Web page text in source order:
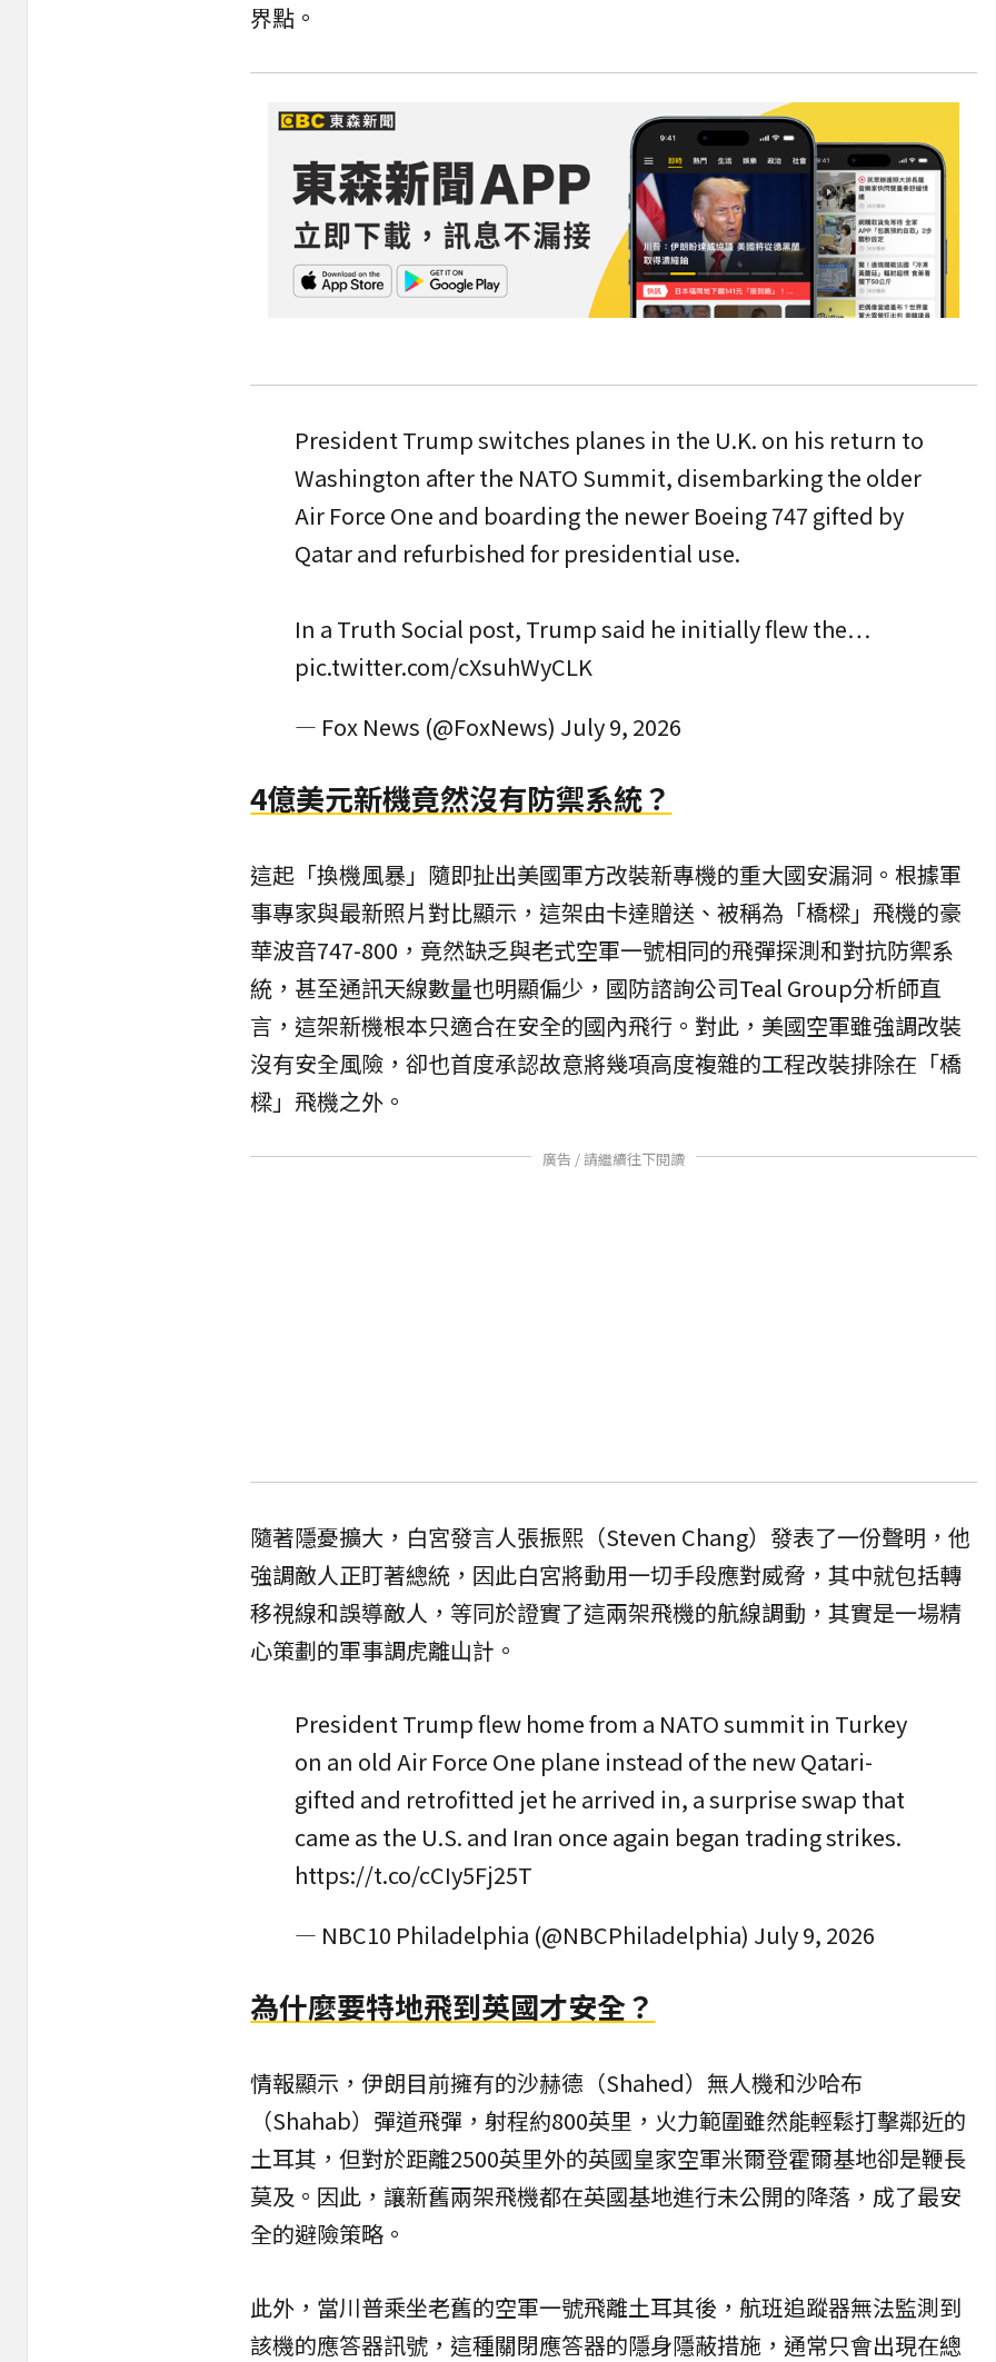
界點。
President Trump switches planes in the U.K. on his return to
Washington after the NATO Summit, disembarking the older
Air Force One and boarding the newer Boeing 747 gifted by
Qatar and refurbished for presidential use.
In a Truth Social post, Trump said he initially flew the…
pic.twitter.com/cXsuhWyCLK
— Fox News (@FoxNews) July 9, 2026
4億美元新機竟然沒有防禦系統？
這起「換機風暴」隨即扯出美國軍方改裝新專機的重大國安漏洞。根據軍
事專家與最新照片對比顯示，這架由卡達贈送、被稱為「橋樑」飛機的豪
華波音747-800，竟然缺乏與老式空軍一號相同的飛彈探測和對抗防禦系
統，甚至通訊天線數量也明顯偏少，國防諮詢公司Teal Group分析師直
言，這架新機根本只適合在安全的國內飛行。對此，美國空軍雖強調改裝
沒有安全風險，卻也首度承認故意將幾項高度複雜的工程改裝排除在「橋
樑」飛機之外。
廣告 / 請繼續往下閱讀
隨著隱憂擴大，白宮發言人張振熙（Steven Chang）發表了一份聲明，他
強調敵人正盯著總統，因此白宮將動用一切手段應對威脅，其中就包括轉
移視線和誤導敵人，等同於證實了這兩架飛機的航線調動，其實是一場精
心策劃的軍事調虎離山計。
President Trump flew home from a NATO summit in Turkey
on an old Air Force One plane instead of the new Qatari-
gifted and retrofitted jet he arrived in, a surprise swap that
came as the U.S. and Iran once again began trading strikes.
https://t.co/cCIy5Fj25T
— NBC10 Philadelphia (@NBCPhiladelphia) July 9, 2026
為什麼要特地飛到英國才安全？
情報顯示，伊朗目前擁有的沙赫德（Shahed）無人機和沙哈布
（Shahab）彈道飛彈，射程約800英里，火力範圍雖然能輕鬆打擊鄰近的
土耳其，但對於距離2500英里外的英國皇家空軍米爾登霍爾基地卻是鞭長
莫及。因此，讓新舊兩架飛機都在英國基地進行未公開的降落，成了最安
全的避險策略。
此外，當川普乘坐老舊的空軍一號飛離土耳其後，航班追蹤器無法監測到
該機的應答器訊號，這種關閉應答器的隱身隱蔽措施，通常只會出現在總